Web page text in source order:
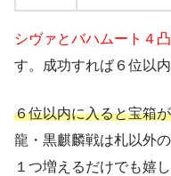
シヴァとバハムート４
す。成功すれば６位以内
６位以内に入ると宝箱
龍・黒麒麟戦は札以外
１つ増えるだけでも嬉し